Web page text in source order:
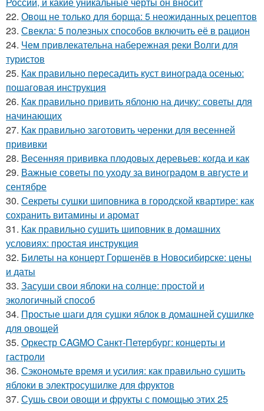
22. Овощ не только для борща: 5 неожиданных рецептов
23. Свекла: 5 полезных способов включить её в рацион
24. Чем привлекательна набережная реки Волги для
туристов
25. Как правильно пересадить куст винограда осенью:
пошаговая инструкция
26. Как правильно привить яблоню на дичку: советы для
начинающих
27. Как правильно заготовить черенки для весенней
прививки
28. Весенняя прививка плодовых деревьев: когда и как
29. Важные советы по уходу за виноградом в августе и
сентябре
30. Секреты сушки шиповника в городской квартире: как
сохранить витамины и аромат
31. Как правильно сушить шиповник в домашних
условиях: простая инструкция
32. Билеты на концерт Горшенёв в Новосибирске: цены
и даты
33. Засуши свои яблоки на солнце: простой и
экологичный способ
34. Простые шаги для сушки яблок в домашней сушилке
для овощей
35. Оркестр CAGMO Санкт-Петербург: концерты и
гастроли
36. Сэкономьте время и усилия: как правильно сушить
яблоки в электросушилке для фруктов
37. Сушь свои овощи и фрукты с помощью этих 25